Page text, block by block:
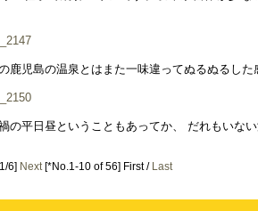
鹿児島の温泉とはまた一味違ってぬるぬるし
の平日昼ということもあってか、 だれもいな
6] Next[*No.1-10 of 56] First / Last